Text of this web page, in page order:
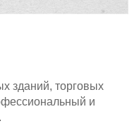
зданий, торговых
и